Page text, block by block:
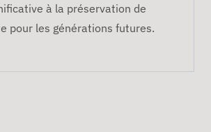
à la préservation de
pour les générations futures.